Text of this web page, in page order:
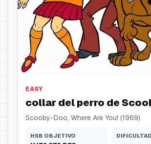
collar del perro
EASY
collar del perro de
Scooby-Doo, Where Are You! (1969)
HSB OBJETIVO DIFICULTAD